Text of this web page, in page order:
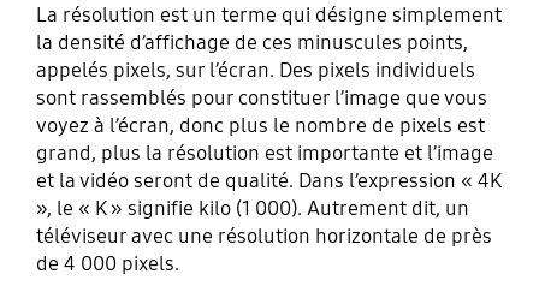
La résolution est un terme qui désigne simplement
la densité d’affichage de ces minuscules points,
appelés pixels, sur l’écran. Des pixels individuels
sont rassemblés pour constituer l’image que vous
voyez à l’écran, donc plus le nombre de pixels est
grand, plus la résolution est importante et l’image
et la vidéo seront de qualité. Dans l’expression « 4K
», le « K » signifie kilo (1 000). Autrement dit, un
téléviseur avec une résolution horizontale de près
de 4 000 pixels.